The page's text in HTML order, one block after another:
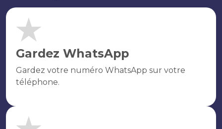
Gardez WhatsApp
Gardez votre numéro WhatsApp sur votre
téléphone.